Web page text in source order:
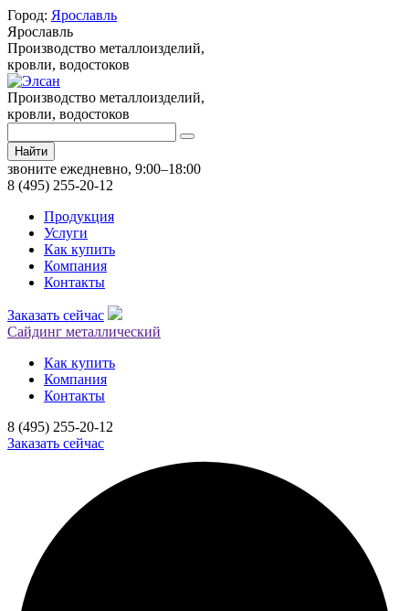
Город: Ярославль
Ярославль
Производство металлоизделий,
кровли, водостоков
Производство металлоизделий,
кровли, водостоков
Найти
звоните ежедневно, 9:00–18:00
8 (495) 255-20-12
Продукция
Услуги
Как купить
Компания
Контакты
Заказать сейчас
Сайдинг металлический
Как купить
Компания
Контакты
8 (495) 255-20-12
Заказать сейчас